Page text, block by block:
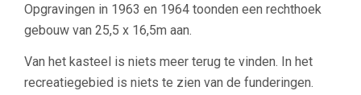
Opgravingen in 1963 en 1964 toonden een rechthoek
gebouw van 25,5 x 16,5m aan.
Van het kasteel is niets meer terug te vinden. In het
recreatiegebied is niets te zien van de funderingen.